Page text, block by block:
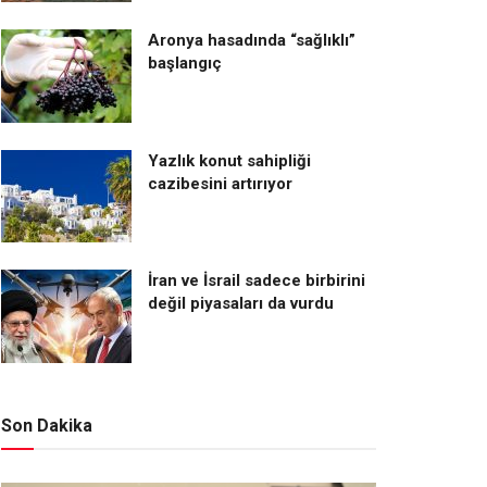
Aronya hasadında “sağlıklı”
başlangıç
Yazlık konut sahipliği
cazibesini artırıyor
İran ve İsrail sadece birbirini
değil piyasaları da vurdu
Son Dakika